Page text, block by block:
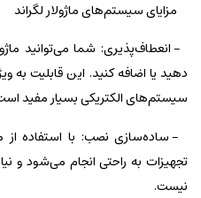
مزایای سیستم‌های ماژولار لگراند
- انعطاف‌پذیری: شما می‌توانید
دهید یا اضافه کنید. این قابلیت به
سیستم‌های الکتریکی بسیار مفید
- ساده‌سازی نصب: با استفاده
تجهیزات به راحتی انجام می‌شود و
نیست.